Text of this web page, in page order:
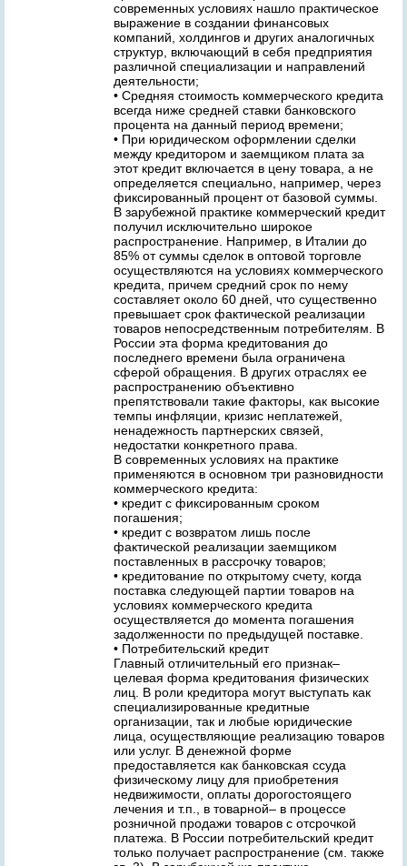
современных условиях нашло практическое
выражение в создании финансовых
компаний, холдингов и других аналогичных
структур, включающий в себя предприятия
различной специализации и направлений
деятельности;
• Средняя стоимость коммерческого кредита
всегда ниже средней ставки банковского
процента на данный период времени;
• При юридическом оформлении сделки
между кредитором и заемщиком плата за
этот кредит включается в цену товара, а не
определяется специально, например, через
фиксированный процент от базовой суммы.
В зарубежной практике коммерческий кредит
получил исключительно широкое
распространение. Например, в Италии до
85% от суммы сделок в оптовой торговле
осуществляются на условиях коммерческого
кредита, причем средний срок по нему
составляет около 60 дней, что существенно
превышает срок фактической реализации
товаров непосредственным потребителям. В
России эта форма кредитования до
последнего времени была ограничена
сферой обращения. В других отраслях ее
распространению объективно
препятствовали такие факторы, как высокие
темпы инфляции, кризис неплатежей,
ненадежность партнерских связей,
недостатки конкретного права.
В современных условиях на практике
применяются в основном три разновидности
коммерческого кредита:
• кредит с фиксированным сроком
погашения;
• кредит с возвратом лишь после
фактической реализации заемщиком
поставленных в рассрочку товаров;
• кредитование по открытому счету, когда
поставка следующей партии товаров на
условиях коммерческого кредита
осуществляется до момента погашения
задолженности по предыдущей поставке.
• Потребительский кредит
Главный отличительный его признак–
целевая форма кредитования физических
лиц. В роли кредитора могут выступать как
специализированные кредитные
организации, так и любые юридические
лица, осуществляющие реализацию товаров
или услуг. В денежной форме
предоставляется как банковская ссуда
физическому лицу для приобретения
недвижимости, оплаты дорогостоящего
лечения и т.п., в товарной– в процессе
розничной продажи товаров с отсрочкой
платежа. В России потребительский кредит
только получает распространение (см. также